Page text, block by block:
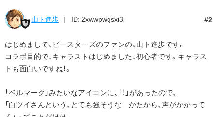
2
山ト進歩 ID: 2xwwpwgsxi3i
はじめまして、ビースターズのファンの、山ト進歩です。
コラボ目的で、キャラストはじめました、初心者です。キャラス
トも面白いですね！。
「ベルマーク」みたいなアイコンに、「！」があったので、
「白ツイさんという、とても強そうな かたから、声がかかって